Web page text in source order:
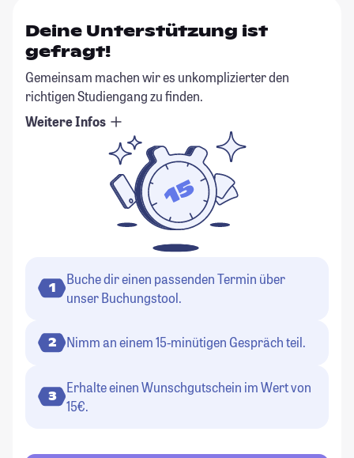
Deine Unterstützung ist
gefragt!
Gemeinsam machen wir es unkomplizierter den
richtigen Studiengang zu finden.
Weitere Infos
1
Buche dir einen passenden Termin über
unser Buchungstool.
2 Nimm an einem 15-minütigen Gespräch teil.
3
Erhalte einen Wunschgutschein im Wert von
15€.